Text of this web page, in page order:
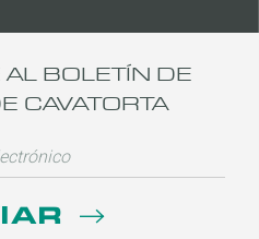
BOLETÍN DE
CAVATORTA